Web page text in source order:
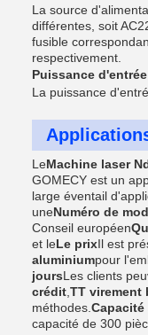
La source
différentes, soit
fusible
respectivement.
Puissance d'entrée
La puissance
LeMachine laser
GOMECY est un
large éventail
uneNuméro de
Conseil européen
et leLe prixIl est
aluminiumpour
joursLes clients
crédit TT virement
méthodes.
capacité de 300